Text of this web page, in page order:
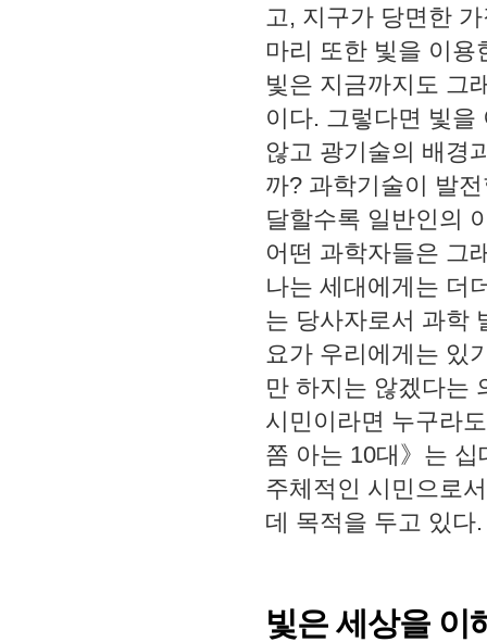
고, 지구가 당면한
마리 또한 빛을 이용
빛은 지금까지도 그
이다. 그렇다면 빛을
않고 광기술의 배경
까? 과학기술이 발
달할수록 일반인의
어떤 과학자들은 그
나는 세대에게는 더
는 당사자로서 과학
요가 우리에게는 있
만 하지는 않겠다는
시민이라면 누구라
쫌 아는 10대》 는 십
주체적인 시민으로
데 목적을 두고 있다.
빛은 세상을 이